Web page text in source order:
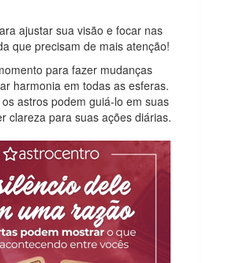
ajustar sua visão e focar nas
que precisam de mais atenção!
para fazer mudanças
harmonia em todas as esferas.
astros podem guiá-lo em suas
clareza para suas ações diárias.